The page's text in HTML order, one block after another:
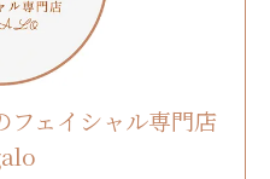
フェイシャル専門店